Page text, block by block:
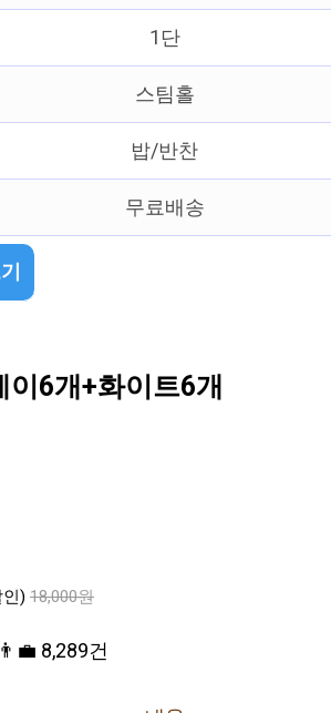
1단
스팀홀
밥/반찬
무료배송
6개+화이트6개
) 18,000원
8,289건